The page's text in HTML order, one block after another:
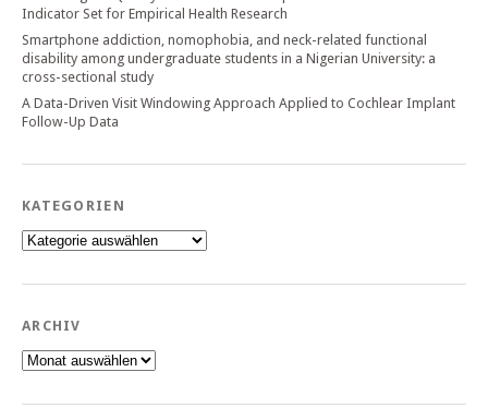
Indicator Set for Empirical Health Research
Smartphone addiction, nomophobia, and neck-related functional
disability among undergraduate students in a Nigerian University: a
cross-sectional study
A Data-Driven Visit Windowing Approach Applied to Cochlear Implant
Follow-Up Data
KATEGORIEN
Kategorien
ARCHIV
Archiv